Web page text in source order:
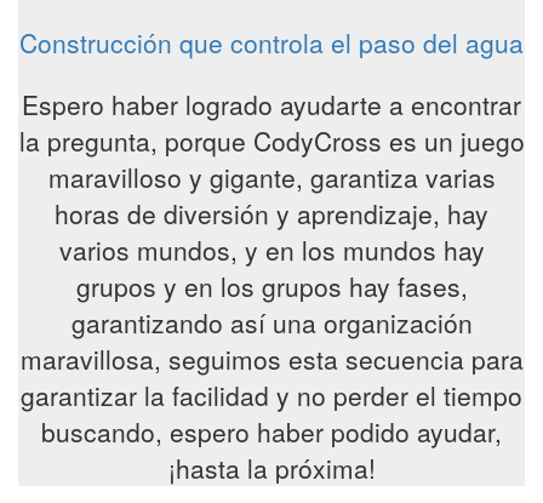
Construcción que controla el paso del agua
Espero haber logrado ayudarte a encontrar
la pregunta, porque CodyCross es un juego
maravilloso y gigante, garantiza varias
horas de diversión y aprendizaje, hay
varios mundos, y en los mundos hay
grupos y en los grupos hay fases,
garantizando así una organización
maravillosa, seguimos esta secuencia para
garantizar la facilidad y no perder el tiempo
buscando, espero haber podido ayudar,
¡hasta la próxima!